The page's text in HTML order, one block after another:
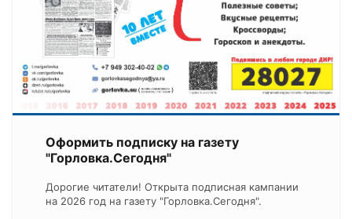
Оформить подписку на газету
"Горловка.Сегодня"
Дорогие читатели! Открыта подписная кампании
на 2026 год на газету "Горловка.Сегодня".